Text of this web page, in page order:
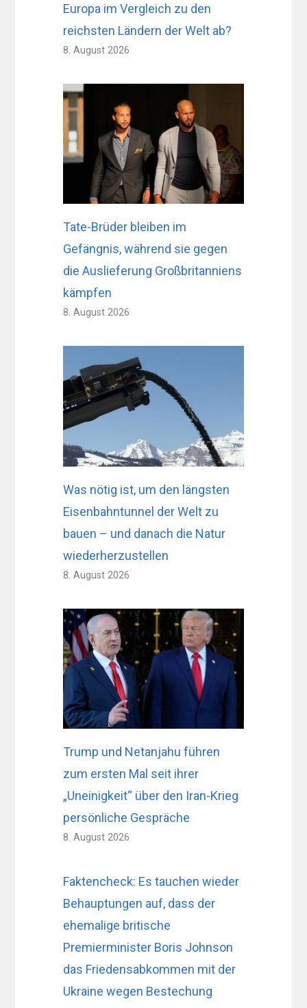
Europa im Vergleich zu den
reichsten Ländern der Welt ab?
8. August 2026
Tate-Brüder bleiben im
Gefängnis, während sie gegen
die Auslieferung Großbritanniens
kämpfen
8. August 2026
Was nötig ist, um den längsten
Eisenbahntunnel der Welt zu
bauen – und danach die Natur
wiederherzustellen
8. August 2026
Trump und Netanjahu führen
zum ersten Mal seit ihrer
„Uneinigkeit“ über den Iran-Krieg
persönliche Gespräche
8. August 2026
Faktencheck: Es tauchen wieder
Behauptungen auf, dass der
ehemalige britische
Premierminister Boris Johnson
das Friedensabkommen mit der
Ukraine wegen Bestechung